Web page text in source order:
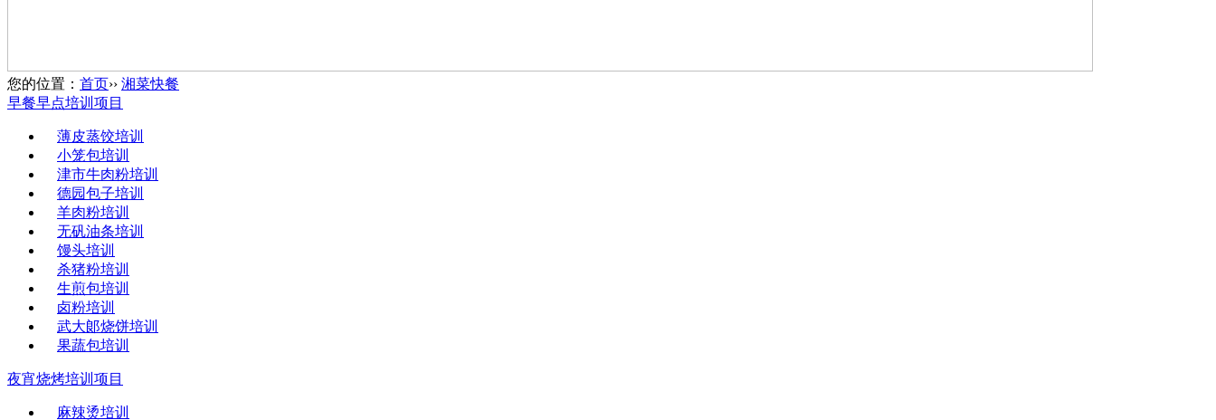
您的位置： 首页›› 湘菜快餐
早餐早点培训项目
薄皮蒸饺培训
小笼包培训
津市牛肉粉培训
德园包子培训
羊肉粉培训
无矾油条培训
馒头培训
杀猪粉培训
生煎包培训
卤粉培训
武大郞烧饼培训
果蔬包培训
夜宵烧烤培训项目
麻辣烫培训